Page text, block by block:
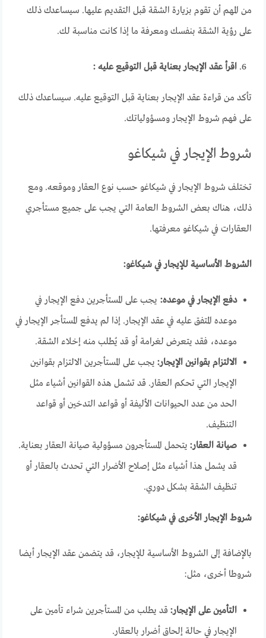
من المهم أن تقوم بزيارة الشقة قبل التقديم عليها. سيساعدك ذلك
على رؤية الشقة بنفسك ومعرفة ما إذا كانت مناسبة لك.
اقرأ عقد الإيجار بعناية قبل التوقيع عليه :
تأكد من قراءة عقد الإيجار بعناية قبل التوقيع عليه. سيساعدك ذلك
على فهم شروط الإيجار ومسؤولياتك.
شروط الإيجار في شيكاغو
تختلف شروط الإيجار في شيكاغو حسب نوع العقار وموقعه. ومع
ذلك، هناك بعض الشروط العامة التي يجب على جميع مستأجري
العقارات في شيكاغو معرفتها.
الشروط الأساسية للإيجار في شيكاغو:
دفع الإيجار في موعده: يجب على المستأجرين دفع الإيجار في
موعده المتفق عليه في عقد الإيجار. إذا لم يدفع المستأجر الإيجار في
موعده، فقد يتعرض لغرامة أو قد يُطلب منه إخلاء الشقة.
الالتزام بقوانين الإيجار: يجب على المستأجرين الالتزام بقوانين
الإيجار التي تحكم العقار. قد تشمل هذه القوانين أشياء مثل
الحد من عدد الحيوانات الأليفة أو قواعد التدخين أو قواعد
التنظيف.
صيانة العقار: يتحمل المستأجرون مسؤولية صيانة العقار بعناية.
قد يشمل هذا أشياء مثل إصلاح الأضرار التي تحدث بالعقار أو
تنظيف الشقة بشكل دوري.
شروط الإيجار الأخرى في شيكاغو:
بالإضافة إلى الشروط الأساسية للإيجار، قد يتضمن عقد الإيجار أيضا
شروطا أخرى، مثل:
التأمين على الإيجار: قد يطلب من المستأجرين شراء تأمين على
الإيجار في حالة إلحاق أضرار بالعقار.